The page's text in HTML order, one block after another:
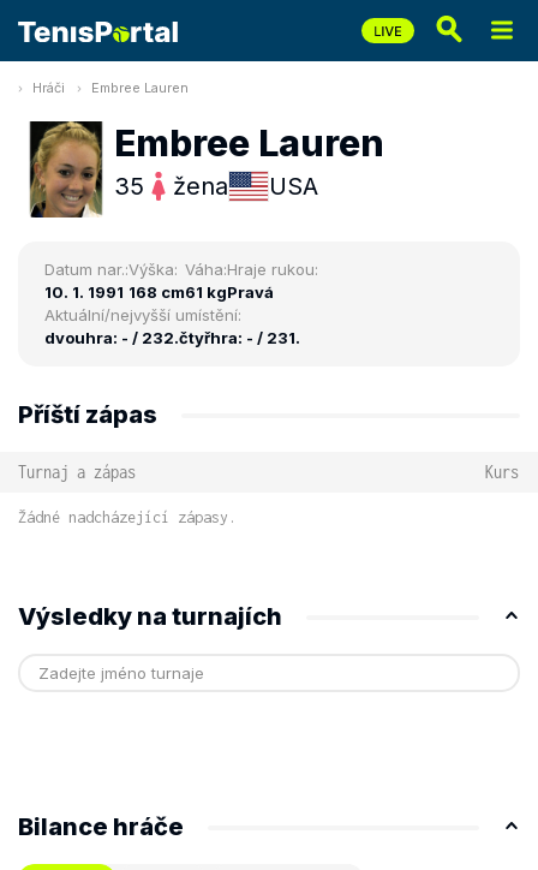
Hráči Embree Lauren
Embree Lauren
35 žena USA
Datum nar.:
10. 1. 1991
Výška:
168 cm
Váha:
61 kg
Hraje rukou:
Pravá
Aktuální/nejvyšší umístění:
dvouhra: - / 232.čtyřhra: - / 231.
Příští zápas
Turnaj a zápas Kurs
Žádné nadcházející zápasy.
Výsledky na turnajích
Bilance hráče